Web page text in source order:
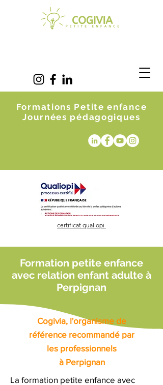
Formations Petite enfance
Journées pédagogiques
certificat qualiopi
Formation petite enfance
avec relation enfant adulte à
Perpignan
Cogivia, l'organisme de
référence recommandé par
les professionnels
à Perpignan
La formation petite enfance avec